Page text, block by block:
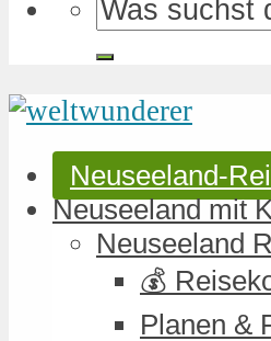
Neuseeland-
Neuseeland mit
Neuseeland
💰
Planen &